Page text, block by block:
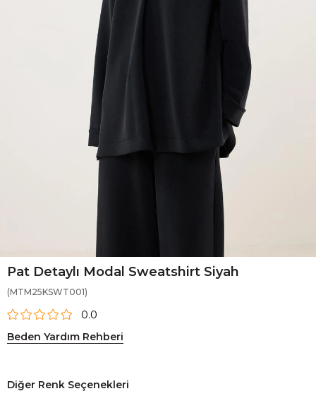
Pat Detaylı Modal Sweatshirt Siyah
(MTM25KSWT001)
0.0
Beden Yardım Rehberi
Diğer Renk Seçenekleri